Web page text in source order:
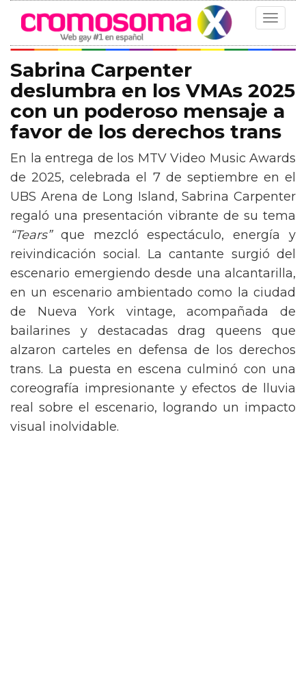
Toggle
Sabrina Carpenter
deslumbra en los VMAs 2025
con un poderoso mensaje a
favor de los derechos trans
En la entrega de los MTV Video Music Awards
de 2025, celebrada el 7 de septiembre en el
UBS Arena de Long Island, Sabrina Carpenter
regaló una presentación vibrante de su tema
“Tears”que mezcló espectáculo, energía y
reivindicación social. La cantante surgió del
escenario emergiendo desde una alcantarilla,
en un escenario ambientado como la ciudad
de Nueva York vintage, acompañada de
bailarines y destacadas drag queens que
alzaron carteles en defensa de los derechos
trans. La puesta en escena culminó con una
coreografía impresionante y efectos de lluvia
real sobre el escenario, logrando un impacto
visual inolvidable.